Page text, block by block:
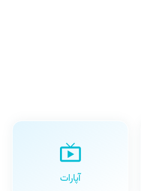
آپارات